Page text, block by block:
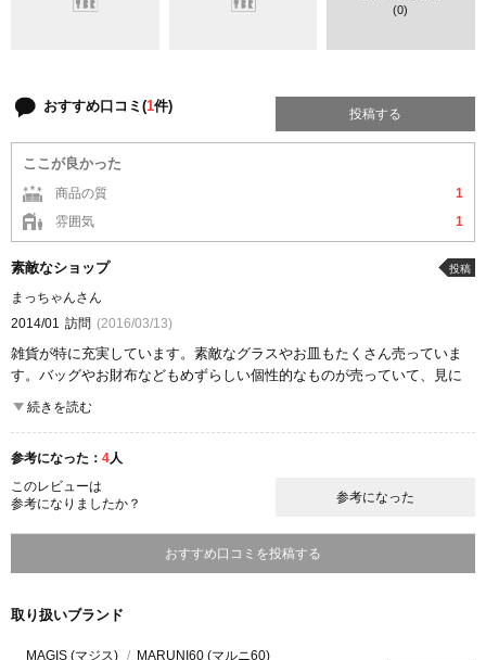
(0)
おすすめ口コミ(1件) 投稿する
ここが良かった
商品の質
1
雰囲気
1
素敵なショップ 投稿
まっちゃんさん
2014/01 訪問 (2016/03/13)
雑貨が特に充実しています。素敵なグラスやお皿もたくさん売っていま
す。バッグやお財布などもめずらしい個性的なものが売っていて、見に
行くだけでも価値があると思います。車がないと行きにくい場所ですが
一度覘いてみて下さい。家具は少なめですがセンスのいいものがそろっ
ここが良かった
商品の質
雰囲気
続きを読む
参考になった： 4人
このレビューは
参考になりましたか？
参考になった
おすすめ口コミを投稿する
取り扱いブランド
MAGIS (マジス)
MARUNI60 (マルニ60)